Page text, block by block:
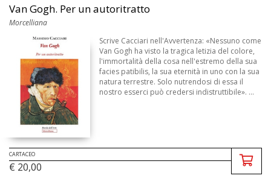
Van Gogh. Per un autoritratto
Morcelliana
Scrive Cacciari nell'Avvertenza: «Nessuno come
Van Gogh ha visto la tragica letizia del colore,
l'immortalità della cosa nell'estremo della sua
facies patibilis, la sua eternità in uno con la sua
natura terrestre. Solo nutrendosi di essa il
nostro esserci può credersi indistruttibile». ...
CARTACEO
€ 20,00